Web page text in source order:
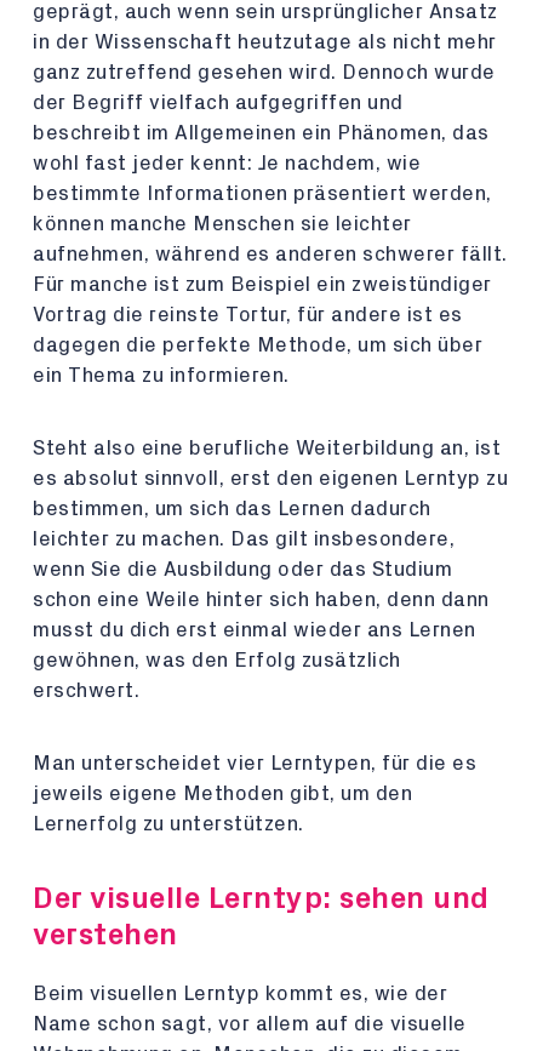
geprägt, auch wenn sein ursprünglicher Ansatz
in der Wissenschaft heutzutage als nicht mehr
ganz zutreffend gesehen wird. Dennoch wurde
der Begriff vielfach aufgegriffen und
beschreibt im Allgemeinen ein Phänomen, das
wohl fast jeder kennt: Je nachdem, wie
bestimmte Informationen präsentiert werden,
können manche Menschen sie leichter
aufnehmen, während es anderen schwerer fällt.
Für manche ist zum Beispiel ein zweistündiger
Vortrag die reinste Tortur, für andere ist es
dagegen die perfekte Methode, um sich über
ein Thema zu informieren.
Steht also eine berufliche Weiterbildung an, ist
es absolut sinnvoll, erst den eigenen Lerntyp zu
bestimmen, um sich das Lernen dadurch
leichter zu machen. Das gilt insbesondere,
wenn Sie die Ausbildung oder das Studium
schon eine Weile hinter sich haben, denn dann
musst du dich erst einmal wieder ans Lernen
gewöhnen, was den Erfolg zusätzlich
erschwert.
Man unterscheidet vier Lerntypen, für die es
jeweils eigene Methoden gibt, um den
Lernerfolg zu unterstützen.
Der visuelle Lerntyp: sehen und
verstehen
Beim visuellen Lerntyp kommt es, wie der
Name schon sagt, vor allem auf die visuelle